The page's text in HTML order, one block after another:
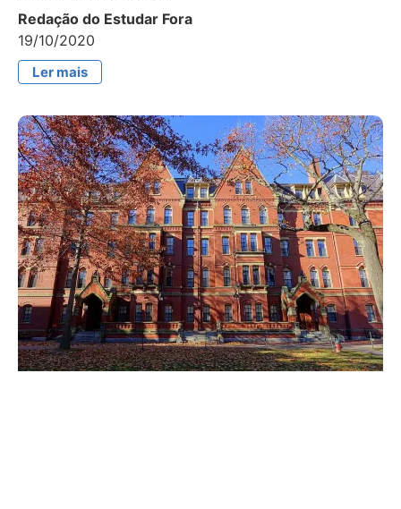
Redação do Estudar Fora
19/10/2020
Ler mais